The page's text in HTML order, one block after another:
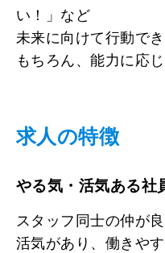
い！」など
未来に向けて行動で
もちろん、能力に応
求人の特徴
やる気・活気ある社
スタッフ同士の仲が良
活気があり、働きや